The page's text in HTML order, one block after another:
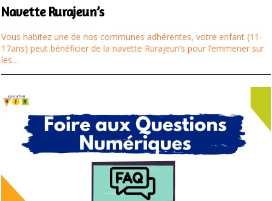
Navette Rurajeun’s
Vous habitez une de nos communes adhérentes, votre enfant (11-
17ans) peut bénéficier de la navette Rurajeun’s pour l’emmener sur
les…